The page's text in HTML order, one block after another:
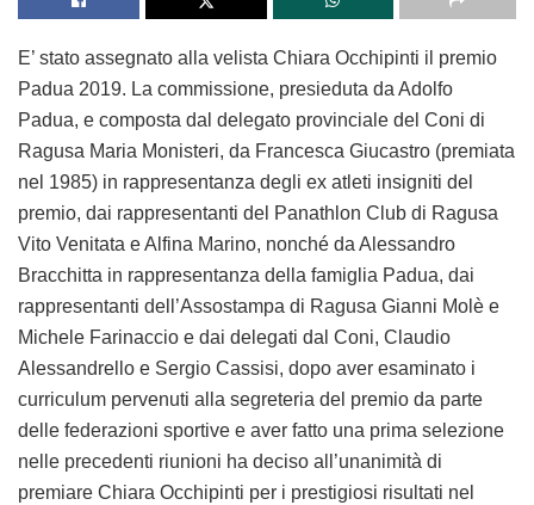
E’ stato assegnato alla velista Chiara Occhipinti il premio
Padua 2019. La commissione, presieduta da Adolfo
Padua, e composta dal delegato provinciale del Coni di
Ragusa Maria Monisteri, da Francesca Giucastro (premiata
nel 1985) in rappresentanza degli ex atleti insigniti del
premio, dai rappresentanti del Panathlon Club di Ragusa
Vito Venitata e Alfina Marino, nonché da Alessandro
Bracchitta in rappresentanza della famiglia Padua, dai
rappresentanti dell’Assostampa di Ragusa Gianni Molè e
Michele Farinaccio e dai delegati dal Coni, Claudio
Alessandrello e Sergio Cassisi, dopo aver esaminato i
curriculum pervenuti alla segreteria del premio da parte
delle federazioni sportive e aver fatto una prima selezione
nelle precedenti riunioni ha deciso all’unanimità di
premiare Chiara Occhipinti per i prestigiosi risultati nel